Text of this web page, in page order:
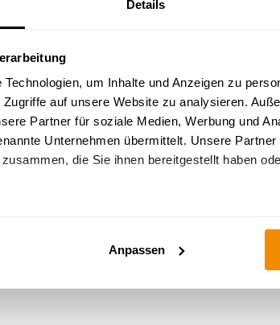
Details
um Inhalte und Anzeigen zu
auf unsere Website zu analysieren.
Partner für soziale Medien, Werbung und
Unternehmen übermittelt. Unsere
die Sie ihnen bereitgestellt haben
Anpassen